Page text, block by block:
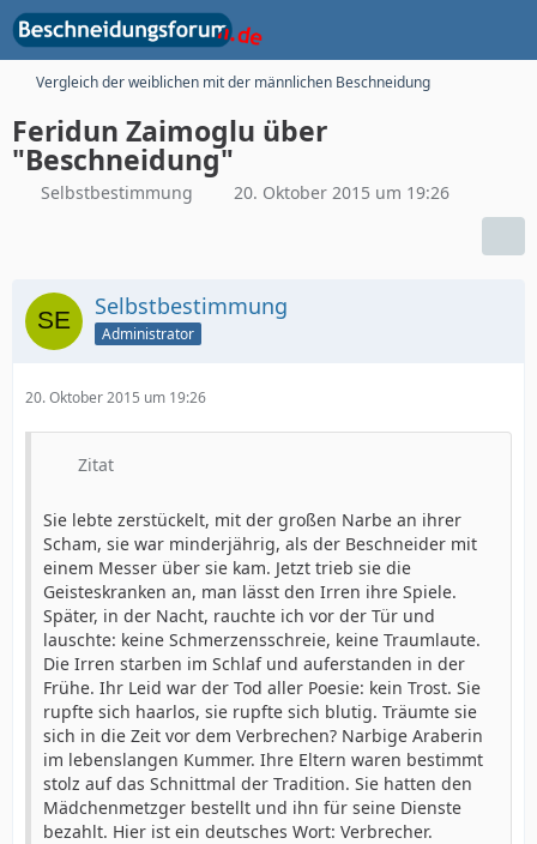
Vergleich der weiblichen mit der männlichen Beschneidung
Feridun Zaimoglu über
"Beschneidung"
Selbstbestimmung 20. Oktober 2015 um 19:26
Selbstbestimmung
Administrator
20. Oktober 2015 um 19:26
Zitat
Sie lebte zerstückelt, mit der großen Narbe an ihrer
Scham, sie war minderjährig, als der Beschneider mit
einem Messer über sie kam. Jetzt trieb sie die
Geisteskranken an, man lässt den Irren ihre Spiele.
Später, in der Nacht, rauchte ich vor der Tür und
lauschte: keine Schmerzensschreie, keine Traumlaute.
Die Irren starben im Schlaf und auferstanden in der
Frühe. Ihr Leid war der Tod aller Poesie: kein Trost. Sie
rupfte sich haarlos, sie rupfte sich blutig. Träumte sie
sich in die Zeit vor dem Verbrechen? Narbige Araberin
im lebenslangen Kummer. Ihre Eltern waren bestimmt
stolz auf das Schnittmal der Tradition. Sie hatten den
Mädchenmetzger bestellt und ihn für seine Dienste
bezahlt. Hier ist ein deutsches Wort: Verbrecher.